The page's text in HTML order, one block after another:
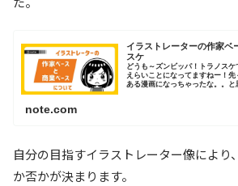
イラストレーターの作家ベ
スケ
どうも～ズンビッパ！トラノス
えらいことになってますねー！
ある漫画になっちゃったな。。と
note.com
自分の目指すイラストレーター像により
か否かが決まります。